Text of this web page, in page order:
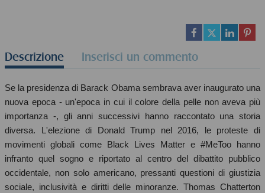
Descrizione Inserisci un commento
Se la presidenza di Barack Obama sembrava aver inaugurato una
nuova epoca - un'epoca in cui il colore della pelle non aveva più
importanza -, gli anni successivi hanno raccontato una storia
diversa. L'elezione di Donald Trump nel 2016, le proteste di
movimenti globali come Black Lives Matter e #MeToo hanno
infranto quel sogno e riportato al centro del dibattito pubblico
occidentale, non solo americano, pressanti questioni di giustizia
sociale, inclusività e diritti delle minoranze. Thomas Chatterton